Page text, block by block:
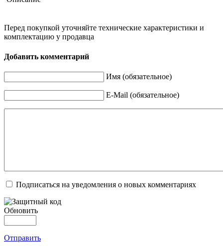
Перед покупкой уточняйте технические характеристики и
комплектацию у продавца
Добавить комментарий
Имя (обязательное)
E-Mail (обязательное)
Подписаться на уведомления о новых комментариях
Обновить
Отправить